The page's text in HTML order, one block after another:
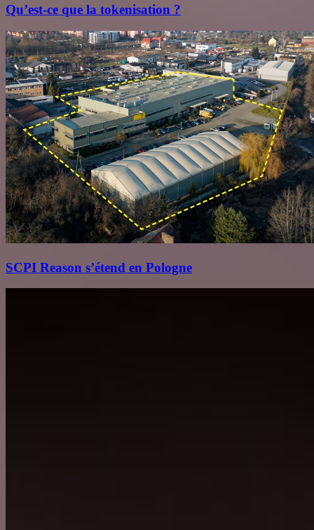
Qu’est‑ce que la tokenisation ?
SCPI Reason s’étend en Pologne